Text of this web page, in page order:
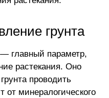
грунта
— главный параметр,
растекания. Оно
проводить
от минералогического